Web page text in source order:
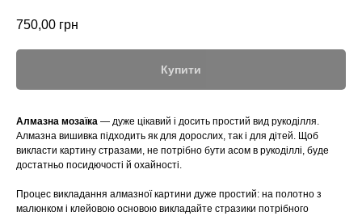
750,00 грн
Купити
Алмазна мозаїка — дуже цікавий і досить простий вид рукоділля.
Алмазна вишивка підходить як для дорослих, так і для дітей. Щоб
викласти картину стразами, не потрібно бути асом в рукоділлі, буде
достатньо посидючості й охайності.
Процес викладання алмазної картини дуже простий: на полотно з
малюнком і клейовою основою викладайте стразики потрібного